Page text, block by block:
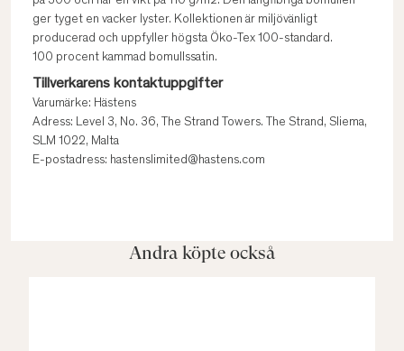
ger tyget en vacker lyster. Kollektionen är miljövänligt
producerad och uppfyller högsta Öko-Tex 100-standard.
100 procent kammad bomullssatin.
Tillverkarens kontaktuppgifter
Varumärke: Hästens
Adress: Level 3, No. 36, The Strand Towers. The Strand, Sliema,
SLM 1022, Malta
E-postadress: hastenslimited@hastens.com
Andra köpte också